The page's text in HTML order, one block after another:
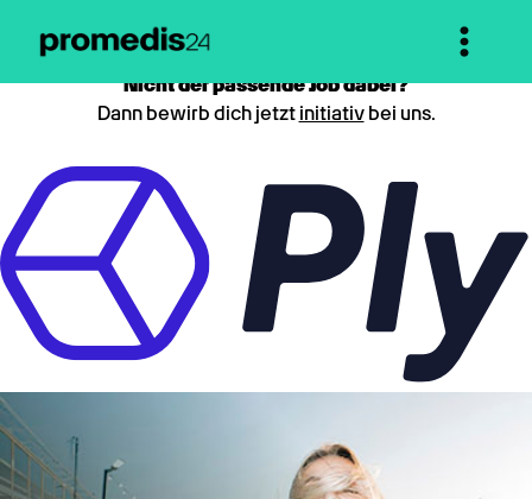
Nicht der passende Job dabei?
Dann bewirb dich jetzt initiativbei uns.